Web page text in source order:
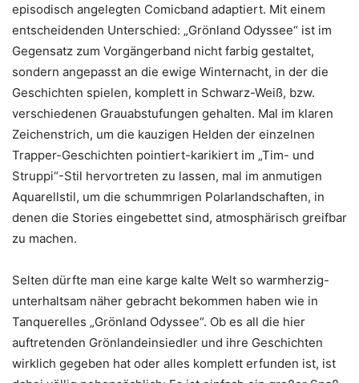
episodisch angelegten Comicband adaptiert. Mit einem
entscheidenden Unterschied: „Grönland Odyssee“ ist im
Gegensatz zum Vorgängerband nicht farbig gestaltet,
sondern angepasst an die ewige Winternacht, in der die
Geschichten spielen, komplett in Schwarz-Weiß, bzw.
verschiedenen Grauabstufungen gehalten. Mal im klaren
Zeichenstrich, um die kauzigen Helden der einzelnen
Trapper-Geschichten pointiert-karikiert im „Tim- und
Struppi“-Stil hervortreten zu lassen, mal im anmutigen
Aquarellstil, um die schummrigen Polarlandschaften, in
denen die Stories eingebettet sind, atmosphärisch greifbar
zu machen.
Selten dürfte man eine karge kalte Welt so warmherzig-
unterhaltsam näher gebracht bekommen haben wie in
Tanquerelles „Grönland Odyssee“. Ob es all die hier
auftretenden Grönlandeinsiedler und ihre Geschichten
wirklich gegeben hat oder alles komplett erfunden ist, ist